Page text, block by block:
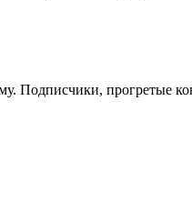
Подписчики, прогретые